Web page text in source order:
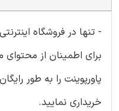
- تنها در فروشگاه
برای اطمینان از
پاورپوینت را به طور
خریداری نمایید.